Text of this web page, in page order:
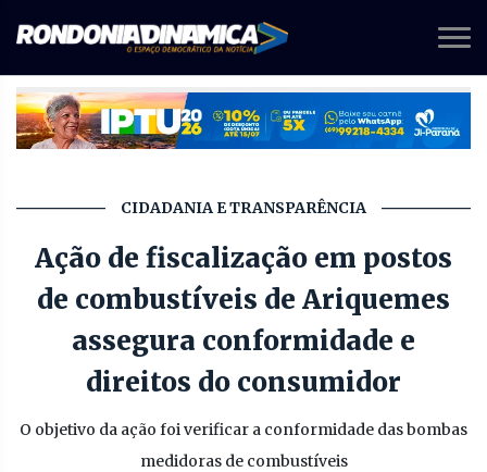
CIDADANIA E TRANSPARÊNCIA
Ação de fiscalização em postos
de combustíveis de Ariquemes
assegura conformidade e
direitos do consumidor
O objetivo da ação foi verificar a conformidade das bombas
medidoras de combustíveis